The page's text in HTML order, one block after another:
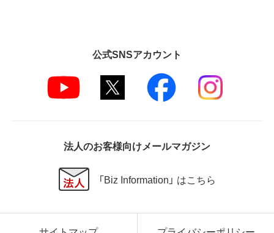
公式SNSアカウント
法人のお客様向けメールマガジン
「Biz Information」 はこちら